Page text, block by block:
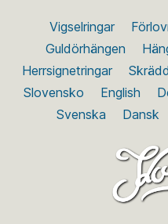
Vigselringar
Guldörhängen
Herrsignetringar
Slovensko
English
Svenska
Dansk